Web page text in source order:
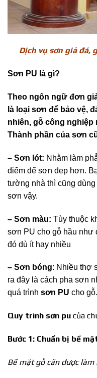
Dịch vụ sơn giả đá,
Sơn PU là gì?
Theo ngôn ngữ đơn
là loại sơn để bảo vệ,
nhiên, gỗ công nghiệp
Thành phần của sơn
– Sơn lót: Nhằm làm
điểm để sơn đẹp hơn.
tường nhà thì cũng dùng
sơn vậy.
– Sơn màu: Tùy thuộc
sơn PU cho gỗ hầu như
đó dù ít hay nhiều
– Sơn bóng: Nhiều thợ
ra đây là cách pha sơn
quá trình sơn PU cho gỗ.
Quy trình sơn pu của
Bước 1: Chuẩn bị bề
Bề mặt gỗ cần được